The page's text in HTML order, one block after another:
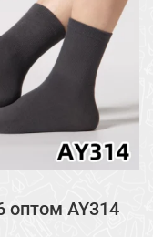
оптом AY314